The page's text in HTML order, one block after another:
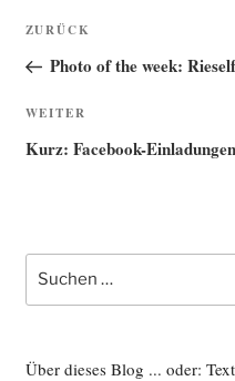
Beitragsnavigation
Vorheriger
Beitrag
ZURÜCK
Photo of the week:
Nächster
Beitrag
WEITER
Kurz: Facebook-Einladungen
Suche
nach:
Über dieses Blog ... oder: